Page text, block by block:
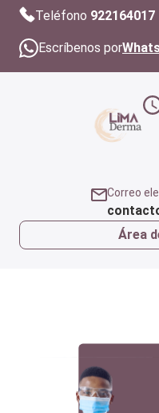
Teléfono 922164017
Escríbenos por
Correo
Área